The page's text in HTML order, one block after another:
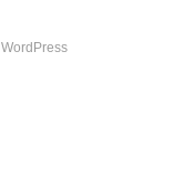
WordPress